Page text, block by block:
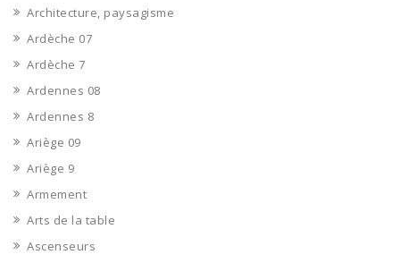
Architecture, paysagisme
Ardèche 07
Ardèche 7
Ardennes 08
Ardennes 8
Ariège 09
Ariège 9
Armement
Arts de la table
Ascenseurs